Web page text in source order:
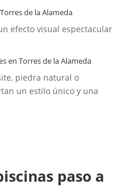
de la Alameda
efecto visual espectacular
en Torres de la Alameda
piedra natural o
un estilo único y una
paso a